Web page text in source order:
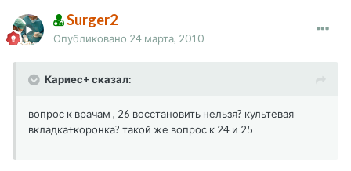
Surger2
Опубликовано 24 марта, 2010
Кариес+ сказал:
вопрос к врачам , 26 восстановить нельзя? культевая
вкладка+коронка? такой же вопрос к 24 и 25